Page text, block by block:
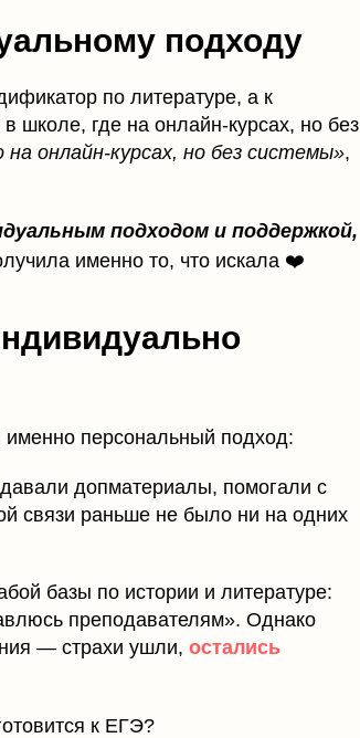
подходу
по литературе, а к
школе, где на онлайн-курсах, но без
онлайн-курсах, но без системы»,
подходом и поддержкой,
именно то, что искала ❤️
персональный подход:
допматериалы, помогали с
связи раньше не было ни на одних
базы по истории и литературе:
преподавателям». Однако
— страхи ушли, остались
к ЕГЭ?